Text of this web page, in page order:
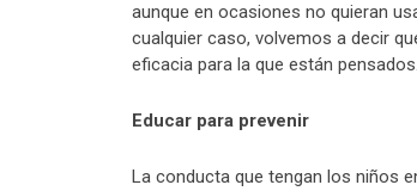
aunque en ocasiones no quieran
cualquier caso, volvemos a decir
eficacia para la que están pensados.
Educar para prevenir
La conducta que tengan los niños